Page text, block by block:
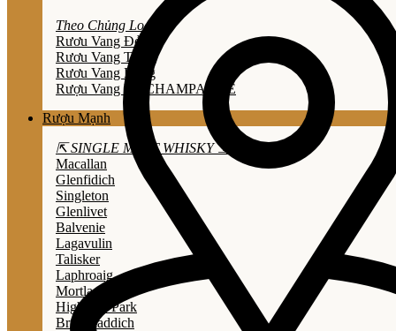
Theo Chủng Loại
Rươu Vang Đỏ
Rươu Vang Trắng
Rươu Vang Hồng
Rượu Vang Nổ/CHAMPAGNE
Rượu Mạnh
⇱ SINGLE MALT WHISKY ⇲
Macallan
Glenfidich
Singleton
Glenlivet
Balvenie
Lagavulin
Talisker
Laphroaig
Mortlach
Highland Park
Bruichladdich